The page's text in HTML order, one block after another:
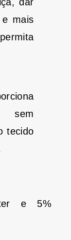
e mais
sem
tecido
e 5%